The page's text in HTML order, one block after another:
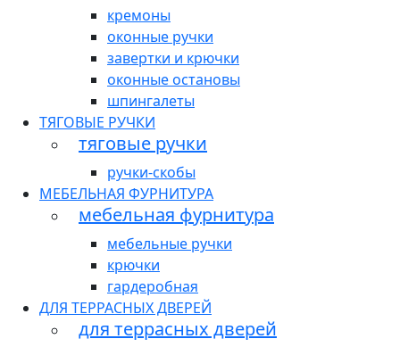
кремоны
оконные ручки
завертки и крючки
оконные остановы
шпингалеты
ТЯГОВЫЕ РУЧКИ
тяговые ручки
ручки-скобы
МЕБЕЛЬНАЯ ФУРНИТУРА
мебельная фурнитура
мебельные ручки
крючки
гардеробная
ДЛЯ ТЕРРАСНЫХ ДВЕРЕЙ
для террасных дверей